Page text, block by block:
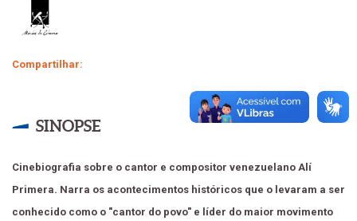
Compartilhar:
SINOPSE
Cinebiografia sobre o cantor e compositor venezuelano Alí
Primera. Narra os acontecimentos históricos que o levaram a ser
conhecido como o "cantor do povo" e líder do maior movimento